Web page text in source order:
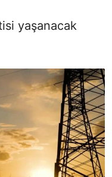
yaşanacak